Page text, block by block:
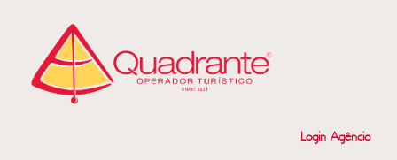
Login Agência